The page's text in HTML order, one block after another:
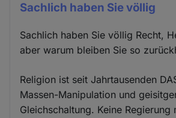
Sachlich haben Sie völlig
Sachlich haben Sie völlig Recht,
aber warum bleiben Sie so
Religion ist seit Jahrtausenden
Massen-Manipulation und
Gleichschaltung. Keine Regierung